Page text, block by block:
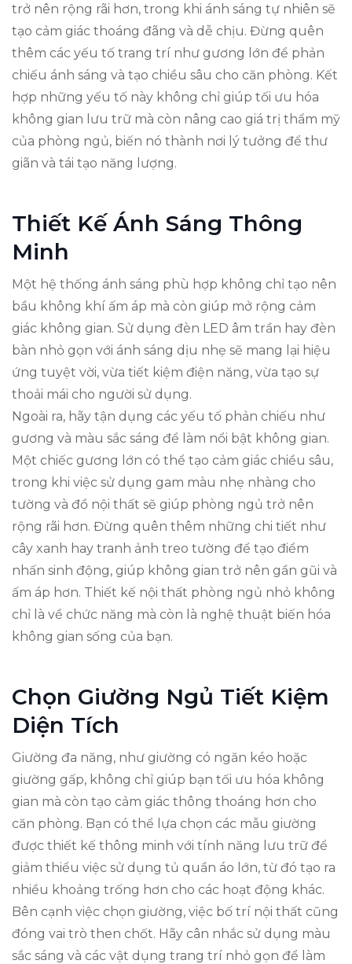
trở nên rộng rãi hơn, trong khi ánh sáng tự nhiên sẽ
tạo cảm giác thoáng đãng và dễ chịu. Đừng quên
thêm các yếu tố trang trí như gương lớn để phản
chiếu ánh sáng và tạo chiều sâu cho căn phòng. Kết
hợp những yếu tố này không chỉ giúp tối ưu hóa
không gian lưu trữ mà còn nâng cao giá trị thẩm mỹ
của phòng ngủ, biến nó thành nơi lý tưởng để thư
giãn và tái tạo năng lượng.
Thiết Kế Ánh Sáng Thông
Minh
Một hệ thống ánh sáng phù hợp không chỉ tạo nên
bầu không khí ấm áp mà còn giúp mở rộng cảm
giác không gian. Sử dụng đèn LED âm trần hay đèn
bàn nhỏ gọn với ánh sáng dịu nhẹ sẽ mang lại hiệu
ứng tuyệt vời, vừa tiết kiệm điện năng, vừa tạo sự
thoải mái cho người sử dụng.
Ngoài ra, hãy tận dụng các yếu tố phản chiếu như
gương và màu sắc sáng để làm nổi bật không gian.
Một chiếc gương lớn có thể tạo cảm giác chiều sâu,
trong khi việc sử dụng gam màu nhẹ nhàng cho
tường và đồ nội thất sẽ giúp phòng ngủ trở nên
rộng rãi hơn. Đừng quên thêm những chi tiết như
cây xanh hay tranh ảnh treo tường để tạo điểm
nhấn sinh động, giúp không gian trở nên gần gũi và
ấm áp hơn. Thiết kế nội thất phòng ngủ nhỏ không
chỉ là về chức năng mà còn là nghệ thuật biến hóa
không gian sống của bạn.
Chọn Giường Ngủ Tiết Kiệm
Diện Tích
Giường đa năng, như giường có ngăn kéo hoặc
giường gấp, không chỉ giúp bạn tối ưu hóa không
gian mà còn tạo cảm giác thông thoáng hơn cho
căn phòng. Bạn có thể lựa chọn các mẫu giường
được thiết kế thông minh với tính năng lưu trữ để
giảm thiểu việc sử dụng tủ quần áo lớn, từ đó tạo ra
nhiều khoảng trống hơn cho các hoạt động khác.
Bên cạnh việc chọn giường, việc bố trí nội thất cũng
đóng vai trò then chốt. Hãy cân nhắc sử dụng màu
sắc sáng và các vật dụng trang trí nhỏ gọn để làm